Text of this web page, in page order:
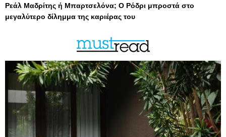
Ρεάλ Μαδρίτης ή Μπαρτσελόνα; Ο Ρόδρι μπροστά στο
μεγαλύτερο δίλημμα της καριέρας του